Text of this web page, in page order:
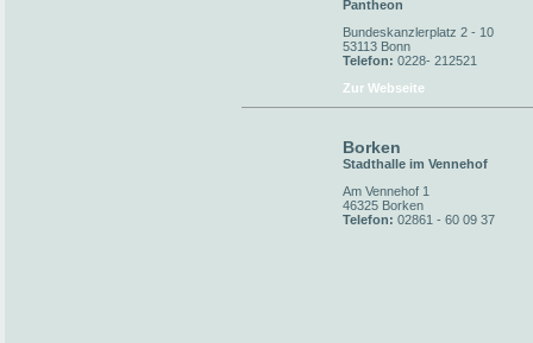
Pantheon
Bundeskanzlerplatz 2 - 10
53113 Bonn
Telefon: 0228- 212521
Zur Webseite
Borken
Stadthalle im Vennehof
Am Vennehof 1
46325 Borken
Telefon: 02861 - 60 09 37